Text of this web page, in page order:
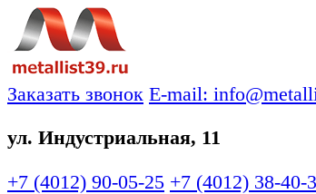
Заказать звонок E-mail:
ул. Индустриальная, 11
+7 (4012) 90-05-25 +7 (4012) 38-40-